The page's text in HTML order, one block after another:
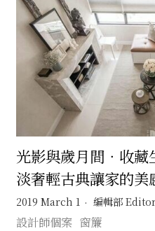
光影與歲月間．收
淡奢輕古典讓家的
2019 March 1 編輯部
設計師個案 窗簾